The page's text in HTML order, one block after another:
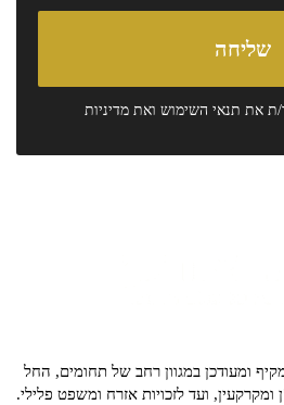
ת את תנאי השימוש ואת מדיניות
ומעודכן במגוון רחב של תחומים, החל
ומקרקעין, ועד לזכויות אזרח ומשפט פלילי.